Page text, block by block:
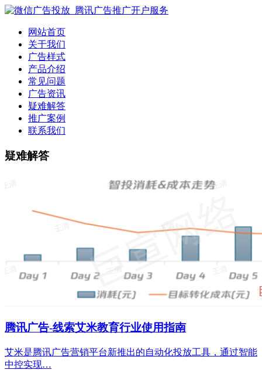
网站首页
关于我们
广告样式
产品介绍
常见问题
广告资讯
疑难解答
推广案例
联系我们
疑难解答
腾讯广告投放疑难解答|微信
腾讯广告-线索艾米教育行业使用指南
艾米是腾讯广告营销平台新推出的自动化投放工具，通过智能
中控实现…